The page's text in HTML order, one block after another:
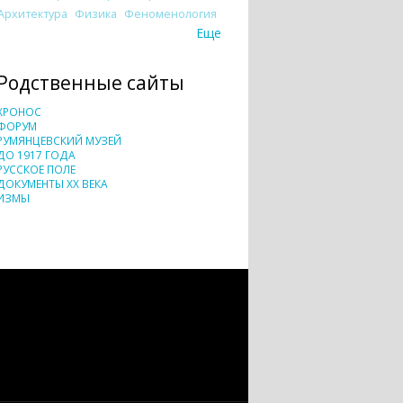
Физика Феноменология
Еще
сайты
МУЗЕЙ
1917 ГОДА
ПОЛЕ
XX ВЕКА